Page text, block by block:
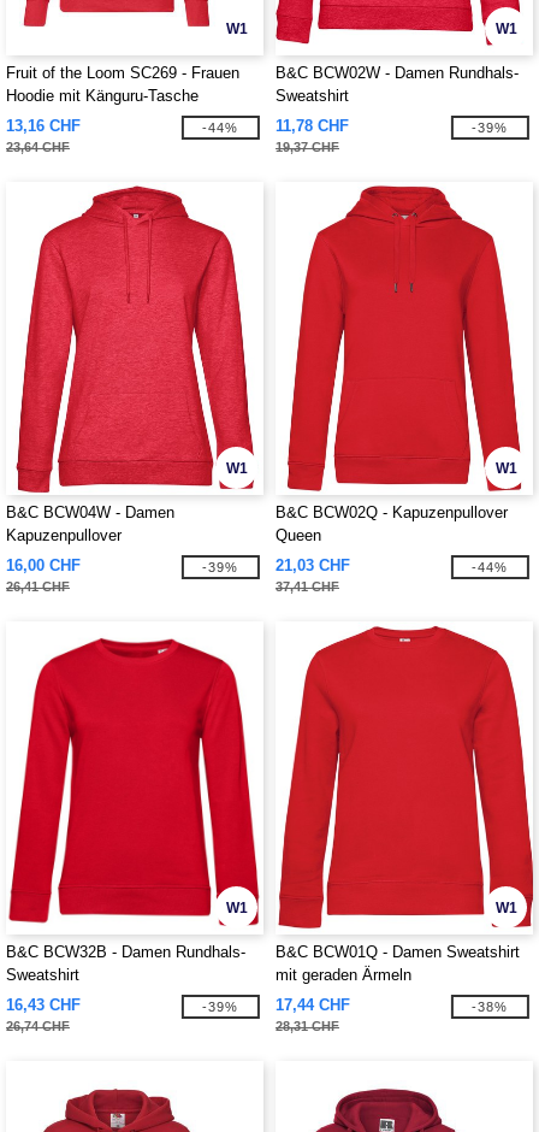
W1
Fruit of the Loom SC269 - Frauen
Hoodie mit Känguru-Tasche
13,16 CHF
23,64 CHF
-44%
W1
B&C BCW02W - Damen Rundhals-
Sweatshirt
11,78 CHF
19,37 CHF
-39%
W1
B&C BCW04W - Damen
Kapuzenpullover
16,00 CHF
26,41 CHF
-39%
W1
B&C BCW02Q - Kapuzenpullover
Queen
21,03 CHF
37,41 CHF
-44%
W1
B&C BCW32B - Damen Rundhals-
Sweatshirt
16,43 CHF
26,74 CHF
-39%
W1
B&C BCW01Q - Damen Sweatshirt
mit geraden Ärmeln
17,44 CHF
28,31 CHF
-38%